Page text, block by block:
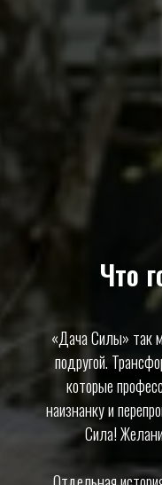
Что
«Дача Силы» так
подругой.
которые
наизнанку и
Сила!